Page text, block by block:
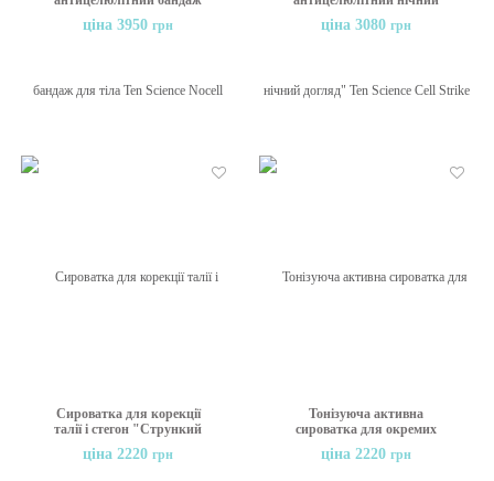
для тіла Ten Science Nocell
Professional Algae Drain
ціна 3950 грн
догляд" Ten Science Cell
Strike Nocturnina 21
ціна 3080 грн
Сироватка для корекції
талії і стегон "Стрункий
силует" TEN SLIM
SILHOUETTE TEN
ціна 2220 грн
Тонізуюча активна
сироватка для окремих
ділянок Ten Science Tone
Active Treatment Drops For
ціна 2220 грн